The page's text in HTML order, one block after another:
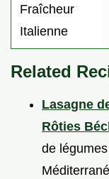
Fraîcheur
Italienne
Related
Lasagne
Rôties
de